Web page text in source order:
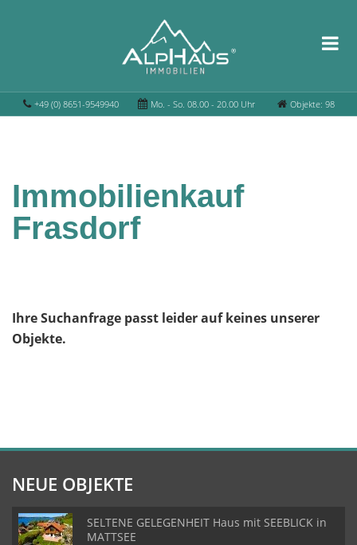
+49 (0) 8651-9549940 Mo. - So. 08.00 - 20.00 Uhr Objekte: 98
Immobilienkauf
Frasdorf
Ihre Suchanfrage passt leider auf keines unserer
Objekte.
NEUE OBJEKTE
SELTENE GELEGENHEIT Haus mit SEEBLICK in
MATTSEE